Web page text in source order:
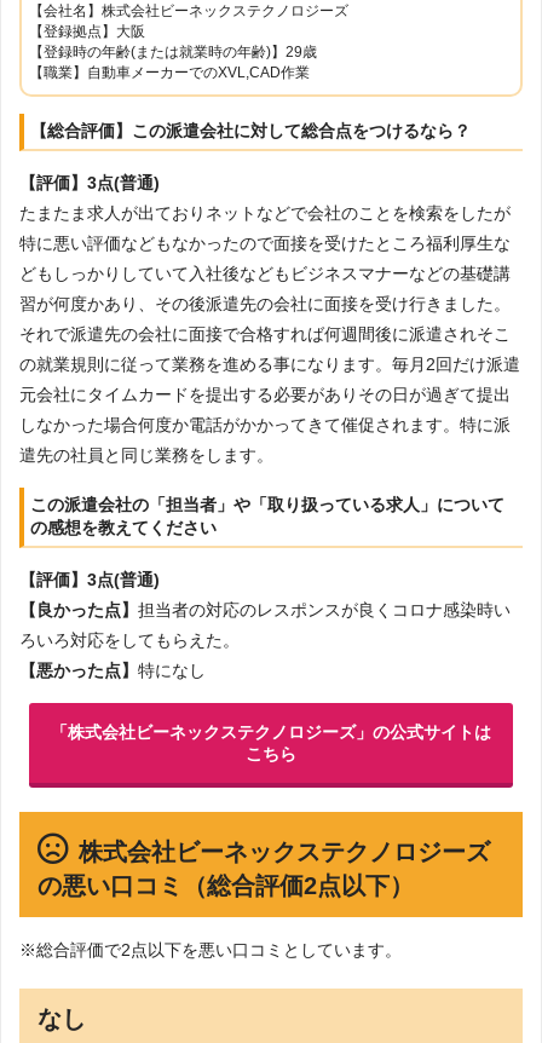
【会社名】株式会社ビーネックステクノロジーズ
【登録拠点】大阪
【登録時の年齢(または就業時の年齢)】29歳
【職業】自動車メーカーでのXVL,CAD作業
【総合評価】この派遣会社に対して総合点をつけるなら？
【評価】3点(普通)
たまたま求人が出ておりネットなどで会社のことを検索をしたが
特に悪い評価などもなかったので面接を受けたところ福利厚生な
どもしっかりしていて入社後などもビジネスマナーなどの基礎講
習が何度かあり、その後派遣先の会社に面接を受け行きました。
それで派遣先の会社に面接で合格すれば何週間後に派遣されそこ
の就業規則に従って業務を進める事になります。毎月2回だけ派遣
元会社にタイムカードを提出する必要がありその日が過ぎて提出
しなかった場合何度か電話がかかってきて催促されます。特に派
遣先の社員と同じ業務をします。
この派遣会社の「担当者」や「取り扱っている求人」について
の感想を教えてください
【評価】3点(普通)
【良かった点】 担当者の対応のレスポンスが良くコロナ感染時い
ろいろ対応をしてもらえた。
【悪かった点】 特になし
「株式会社ビーネックステクノロジーズ」の公式サイトは
こちら
株式会社ビーネックステクノロジーズ
の悪い口コミ（総合評価2点以下）
※総合評価で2点以下を悪い口コミとしています。
なし